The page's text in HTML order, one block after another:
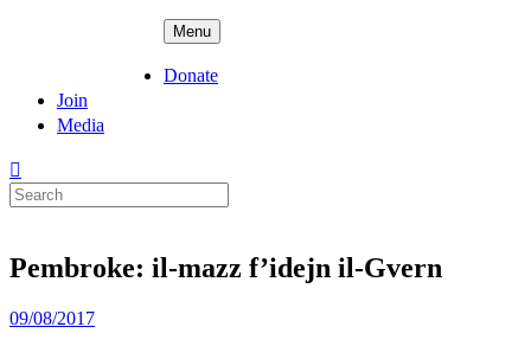
Menu
Donate
Join
Media
Search
for:
Pembroke: il-mazz f’idejn il-Gvern
Posted
09/08/2017